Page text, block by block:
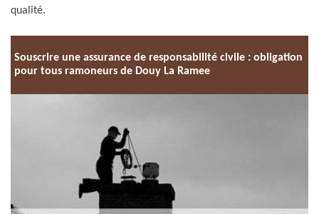
qualité.
Souscrire une assurance de responsabilité civile : obligation
pour tous ramoneurs de Douy La Ramee